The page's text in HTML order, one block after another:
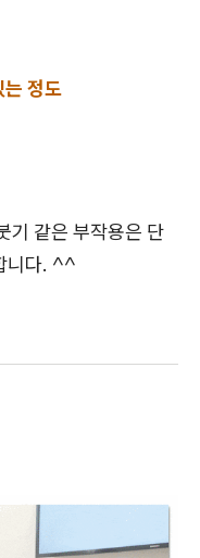
정도
기 같은 부작용은 단
니다. ^^